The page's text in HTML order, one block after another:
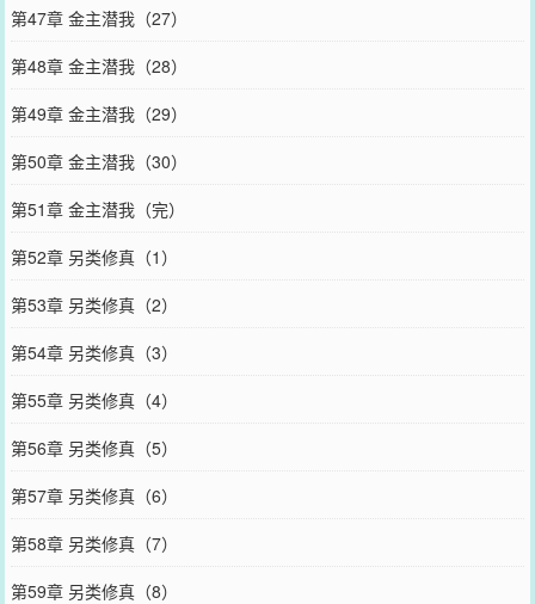
第47章 金主潜我（27）
第48章 金主潜我（28）
第49章 金主潜我（29）
第50章 金主潜我（30）
第51章 金主潜我（完）
第52章 另类修真（1）
第53章 另类修真（2）
第54章 另类修真（3）
第55章 另类修真（4）
第56章 另类修真（5）
第57章 另类修真（6）
第58章 另类修真（7）
第59章 另类修真（8）